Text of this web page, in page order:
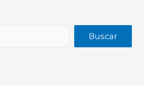
Buscar